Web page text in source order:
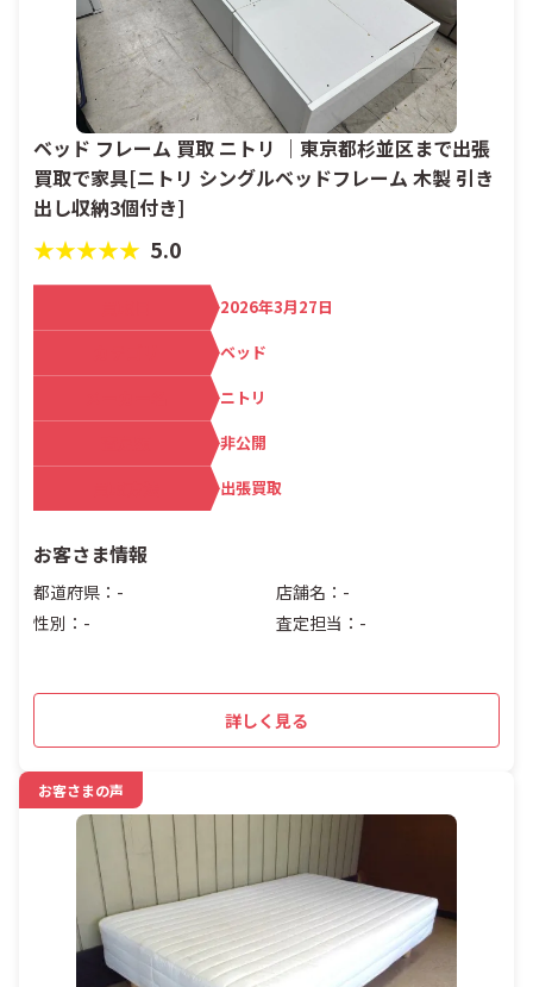
ベッド フレーム 買取 ニトリ ｜東京都杉並区まで出張
買取で家具[ニトリ シングルベッドフレーム 木製 引き
出し収納3個付き]
★★★★★ 5.0
2026年3月27日
ベッド
ニトリ
非公開
出張買取
お客さま情報
都道府県：-
店舗名：-
性別：-
査定担当：-
詳しく見る
お客さまの声